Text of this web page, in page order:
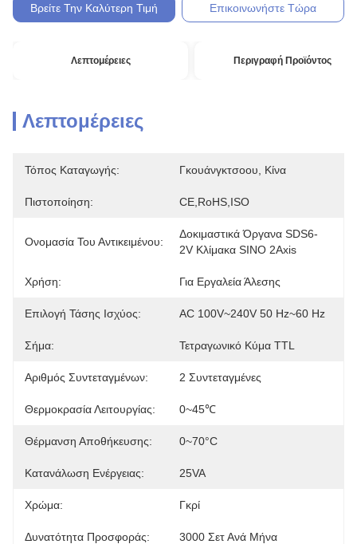
Βρείτε Την Καλύτερη Τιμή
Επικοινωνήστε Τώρα
Λεπτομέρειες Περιγραφή Προϊόντος
Λεπτομέρειες
Τόπος Καταγωγής: Γκουάνγκτσοου, Κίνα
Πιστοποίηση: CE,RoHS,ISO
Ονομασία Του Αντικειμένου:
Δοκιμαστικά Όργανα SDS6-
2V Κλίμακα SINO 2Axis
Χρήση: Για Εργαλεία Άλεσης
Επιλογή Τάσης Ισχύος: AC 100V~240V 50 Hz~60 Hz
Σήμα: Τετραγωνικό Κύμα TTL
Αριθμός Συντεταγμένων: 2 Συντεταγμένες
Θερμοκρασία Λειτουργίας: 0~45℃
Θέρμανση Αποθήκευσης: 0~70°C
Κατανάλωση Ενέργειας: 25VA
Χρώμα: Γκρί
Δυνατότητα Προσφοράς: 3000 Σετ Ανά Μήνα